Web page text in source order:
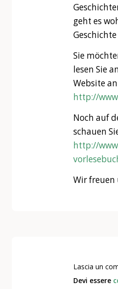
geht es
Sie
lesen Sie
Website
http://
Noch auf
schauen
http://
Wir freuen
Lascia un
Devi essere